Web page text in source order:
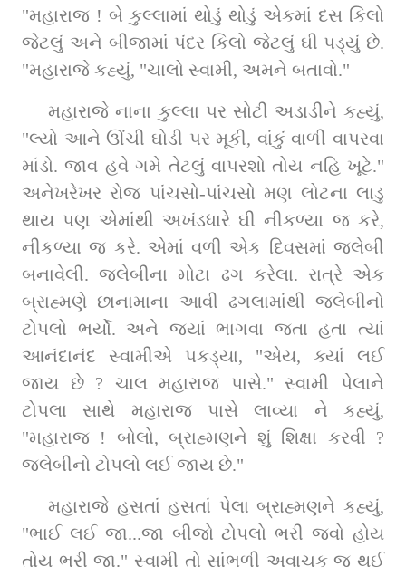
"મહારાજ ! બે કુલ્લામાં થોડું થોડું એકમાં દસ કિલો
જેટલું અને બીજામાં પંદર કિલો જેટલું ઘી પડ્યું છે.
"મહારાજે કહ્યું, "ચાલો સ્વામી, અમને બતાવો."
મહારાજે નાના કુલ્લા પર સોટી અડાડીને કહ્યું,
"લ્યો આને ઊંચી ઘોડી પર મૂકી, વાંકું વાળી વાપરવા
માંડો. જાવ હવે ગમે તેટલું વાપરશો તોય નહિ ખૂટે."
અનેખરેખર રોજ પાંચસો-પાંચસો મણ લોટના લાડુ
થાય પણ એમાંથી અખંડધારે ઘી નીકળ્યા જ કરે,
નીકળ્યા જ કરે. એમાં વળી એક દિવસમાં જલેબી
બનાવેલી. જલેબીના મોટા ઢગ કરેલા. રાત્રે એક
બ્રાહ્મણે છાનામાના આવી ઢગલામાંથી જલેબીનો
ટોપલો ભર્યો. અને જ્યાં ભાગવા જતા હતા ત્યાં
આનંદાનંદ સ્વામીએ પકડ્યા, "એય, ક્યાં લઈ
જાય છે ? ચાલ મહારાજ પાસે." સ્વામી પેલાને
ટોપલા સાથે મહારાજ પાસે લાવ્યા ને કહ્યું,
"મહારાજ ! બોલો, બ્રાહ્મણને શું શિક્ષા કરવી ?
જલેબીનો ટોપલો લઈ જાય છે."
મહારાજે હસતાં હસતાં પેલા બ્રાહ્મણને કહ્યું,
"ભાઈ લઈ જા...જા બીજો ટોપલો ભરી જવો હોય
તોય ભરી જા." સ્વામી તો સાંભળી અવાચક જ થઈ